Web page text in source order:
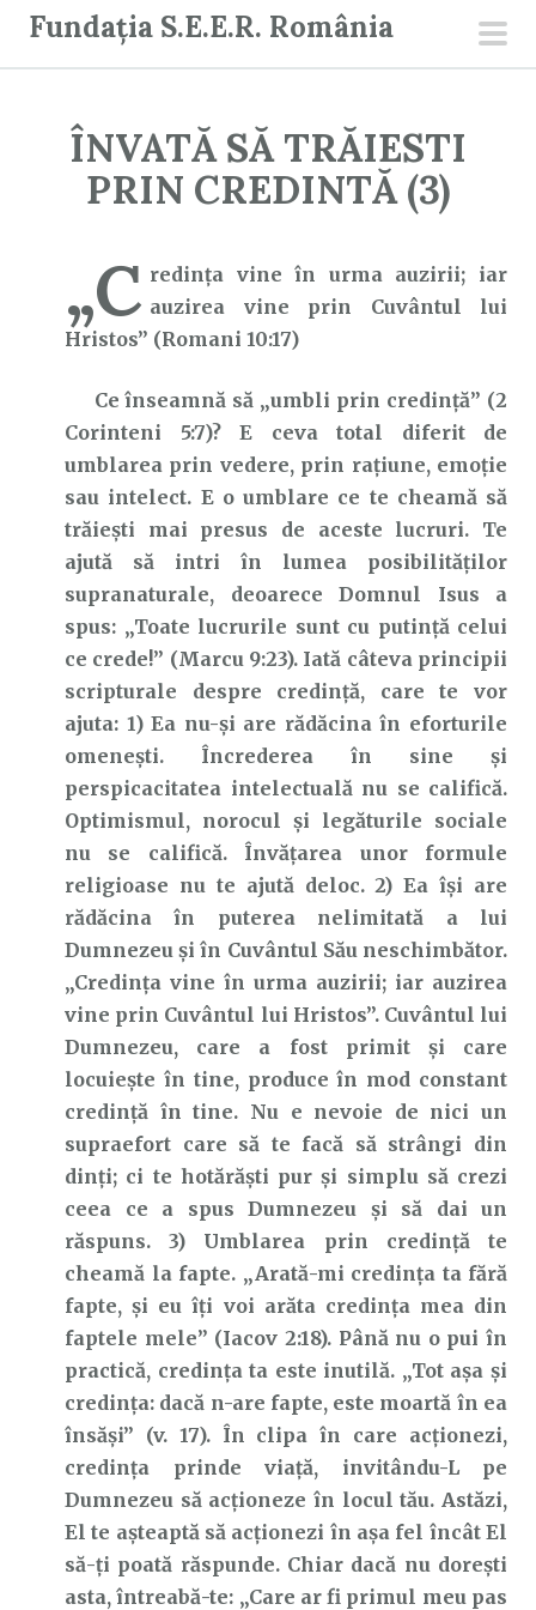
Fundația S.E.E.R. România
ÎNVATĂ SĂ TRĂIESTI
PRIN CREDINTĂ (3)
„C redința vine în urma auzirii; iar
auzirea vine prin Cuvântul lui
Hristos” (Romani 10:17)
Ce înseamnă să „umbli prin credință” (2
Corinteni 5:7)? E ceva total diferit de
umblarea prin vedere, prin rațiune, emoție
sau intelect. E o umblare ce te cheamă să
trăiești mai presus de aceste lucruri. Te
ajută să intri în lumea posibilităților
supranaturale, deoarece Domnul Isus a
spus: „Toate lucrurile sunt cu putință celui
ce crede!” (Marcu 9:23). Iată câteva principii
scripturale despre credință, care te vor
ajuta: 1) Ea nu-și are rădăcina în eforturile
omenești. Încrederea în sine și
perspicacitatea intelectuală nu se califică.
Optimismul, norocul și legăturile sociale
nu se califică. Învățarea unor formule
religioase nu te ajută deloc. 2) Ea își are
rădăcina în puterea nelimitată a lui
Dumnezeu și în Cuvântul Său neschimbător.
„Credința vine în urma auzirii; iar auzirea
vine prin Cuvântul lui Hristos”. Cuvântul lui
Dumnezeu, care a fost primit și care
locuiește în tine, produce în mod constant
credință în tine. Nu e nevoie de nici un
supraefort care să te facă să strângi din
dinți; ci te hotărăști pur și simplu să crezi
ceea ce a spus Dumnezeu și să dai un
răspuns. 3) Umblarea prin credință te
cheamă la fapte. „Arată-mi credința ta fără
fapte, și eu îți voi arăta credința mea din
faptele mele” (Iacov 2:18). Până nu o pui în
practică, credința ta este inutilă. „Tot așa și
credința: dacă n-are fapte, este moartă în ea
însăși” (v. 17). În clipa în care acționezi,
credința prinde viață, invitându-L pe
Dumnezeu să acționeze în locul tău. Astăzi,
El te așteaptă să acționezi în așa fel încât El
să-ți poată răspunde. Chiar dacă nu dorești
asta, întreabă-te: „Care ar fi primul meu pas